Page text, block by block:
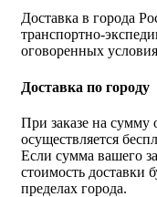
Доставка в города
транспортно-
оговоренных
Доставка по городу
При заказе на сумму
осуществляется
Если сумма вашего
стоимость доставки
пределах города.